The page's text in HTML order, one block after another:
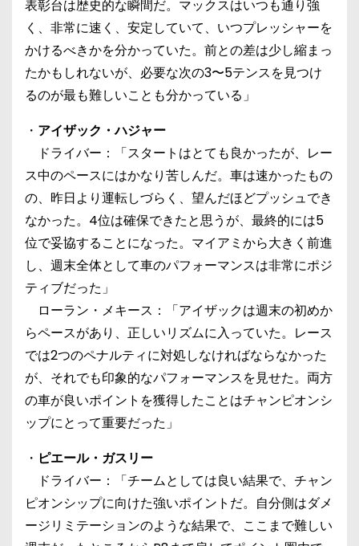
表彰台は歴史的な瞬間だ。マックスはいつも通り強
く、非常に速く、安定していて、いつプレッシャーを
かけるべきかを分かっていた。前との差は少し縮まっ
たかもしれないが、必要な次の3〜5テンスを見つけ
るのが最も難しいことも分かっている」
・ アイザック・ハジャー
ドライバー：「スタートはとても良かったが、レー
ス中のペースにはかなり苦しんだ。車は速かったもの
の、昨日より運転しづらく、望んだほどプッシュでき
なかった。4位は確保できたと思うが、最終的には5
位で妥協することになった。マイアミから大きく前進
し、週末全体として車のパフォーマンスは非常にポジ
ティブだった」
ローラン・メキース：「アイザックは週末の初めか
らペースがあり、正しいリズムに入っていた。レース
では2つのペナルティに対処しなければならなかった
が、それでも印象的なパフォーマンスを見せた。両方
の車が良いポイントを獲得したことはチャンピオンシ
ップにとって重要だった」
・ ピエール・ガスリー
ドライバー：「チームとしては良い結果で、チャン
ピオンシップに向けた強いポイントだ。自分側はダメ
ージリミテーションのような結果で、ここまで難しい